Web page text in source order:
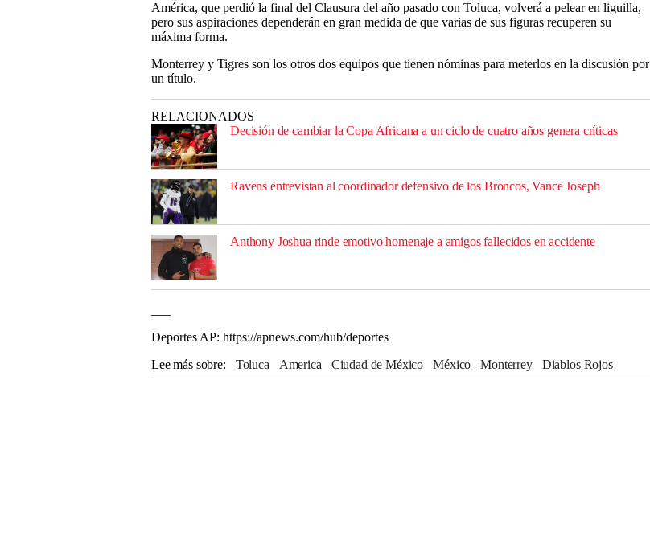
América, que perdió la final del Clausura del año pasado con Toluca, volverá a pelear en liguilla,
pero sus aspiraciones dependerán en gran medida de que varias de sus figuras recuperen su
máxima forma.
Monterrey y Tigres son los otros dos equipos que tienen nóminas para meterlos en la discusión por
un título.
RELACIONADOS
Decisión de cambiar la Copa Africana a un ciclo de cuatro años genera críticas
Ravens entrevistan al coordinador defensivo de los Broncos, Vance Joseph
Anthony Joshua rinde emotivo homenaje a amigos fallecidos en accidente
Deportes AP: https://apnews.com/hub/deportes
Lee más sobre
Toluca America Ciudad de México México Monterrey
Diablos Rojos
Tokio
Chivas FIFA River Plate